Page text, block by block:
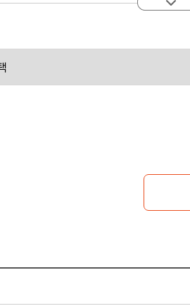
데이터를 학습하여 사람의 말을 알아듣게 처
. 또한, 머신러닝으로 데이터를 분류하는 모델
모델로 분류 모델을 작성하면서 신경망의 성